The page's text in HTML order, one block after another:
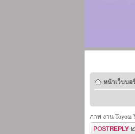
หน้าเว็บบอ
ภาพ งาน Toyota
ตอบกระทู้